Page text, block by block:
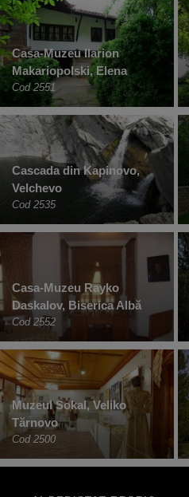
Casa-Muzeu Ilarion
Makariopolski, Elena
Cod 2551
Cascada din Kapinovo,
Velchevo
Cod 2535
Casa-Muzeu Rayko
Daskalov, Biserica Albă
Cod 2552
Muzeul Sokal, Veliko
Tărnovo
Cod 2500